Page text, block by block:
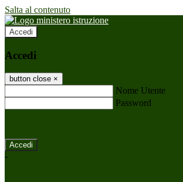
Salta al contenuto
Accedi
Accedi
button close ×
Nome Utente
Password
-